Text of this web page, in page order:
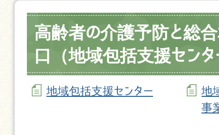
高齢者の介護予防と総
口（地域包括支援センタ
地域包括支援センター
地
事